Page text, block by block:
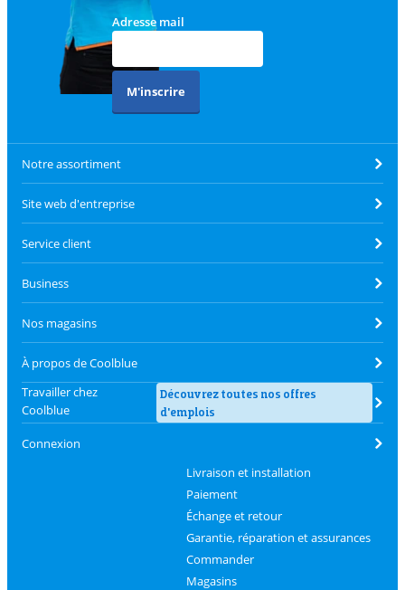
Adresse mail
M'inscrire
Notre assortiment
Site web d'entreprise
Service client
Business
Nos magasins
À propos de Coolblue
Travailler chez
Coolblue
Découvrez toutes nos offres
d'emplois
Connexion
Livraison et installation
Paiement
Échange et retour
Garantie, réparation et assurances
Commander
Magasins